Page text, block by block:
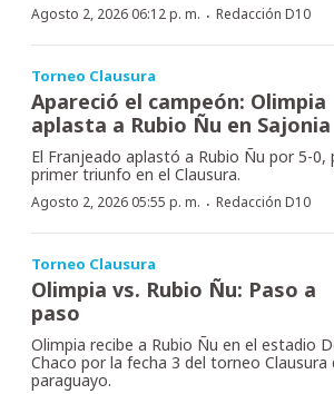
Agosto 2, 2026 06:12 p. m. · Redacción D10
Torneo Clausura
Apareció el campeón: Olimpia
aplasta a Rubio Ñu en Sajonia
El Franjeado aplastó a Rubio Ñu por 5-0,
primer triunfo en el Clausura.
Agosto 2, 2026 05:55 p. m. · Redacción D10
Torneo Clausura
Olimpia vs. Rubio Ñu: Paso a
paso
Olimpia recibe a Rubio Ñu en el estadio
Chaco por la fecha 3 del torneo Clausura
paraguayo.